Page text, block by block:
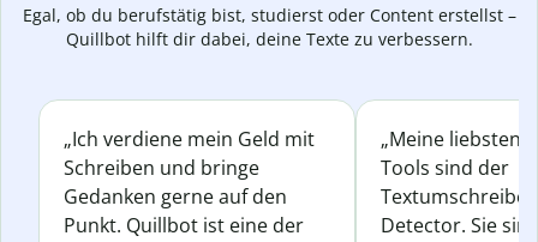
Egal, ob du berufstätig bist, studierst oder Content erstellst –
Quillbot hilft dir dabei, deine Texte zu verbessern.
„Ich verdiene mein Geld mit
Schreiben und bringe
Gedanken gerne auf den
Punkt. Quillbot ist eine der
„Meine liebsten
Tools sind der
Detector. Sie